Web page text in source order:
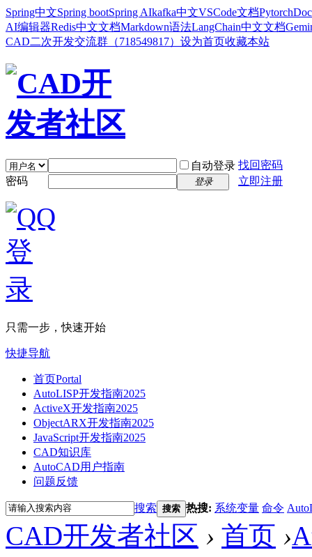
Spring中文Spring bootSpring AIkafka中文VSCode文档Pytorch
AI编辑器Redis中文文档Markdown语法LangChain中文文档
CAD二次开发交流群（718549817） 设为首页收藏本站
自动登录 找回密码
密码
登录 立即注册
只需一步，快速开始
快捷导航
首页Portal
AutoLISP开发指南2025
ActiveX开发指南2025
ObjectARX开发指南2025
JavaScript开发指南2025
CAD知识库
AutoCAD用户指南
问题反馈
搜索 搜索 热搜: 系统变量 命令
CAD开发者社区 › 首页 ›